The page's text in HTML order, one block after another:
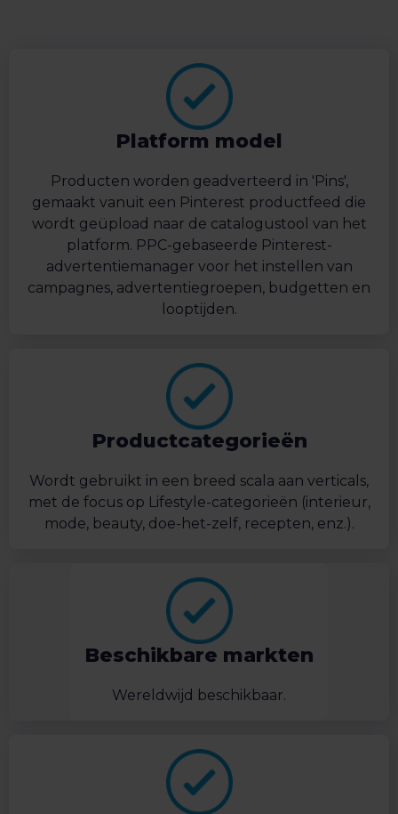
Platform model
Producten worden geadverteerd in 'Pins',
gemaakt vanuit een Pinterest productfeed die
wordt geüpload naar de catalogustool van het
platform. PPC-gebaseerde Pinterest-
advertentiemanager voor het instellen van
campagnes, advertentiegroepen, budgetten en
looptijden.
Productcategorieën
Wordt gebruikt in een breed scala aan verticals,
met de focus op Lifestyle-categorieën (interieur,
mode, beauty, doe-het-zelf, recepten, enz.).
Beschikbare markten
Wereldwijd beschikbaar.